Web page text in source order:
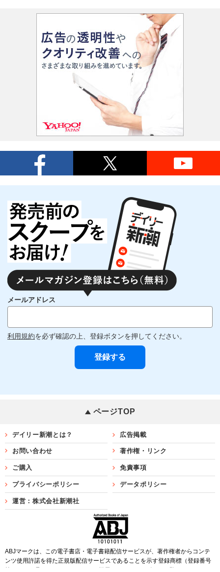
メールアドレス
利用規約を必ず確認の上、登録ボタンを押してください。
ページTOP
デイリー新潮とは？ 広告掲載
お問い合わせ 著作権・リンク
ご購入 免責事項
プライバシーポリシー データポリシー
運営：株式会社新潮社
ABJマークは、この電子書店・電子書籍配信サービスが、著作権者からコンテ
ンツ使用許諾を得た正規版配信サービスであることを示す登録商標（登録番号